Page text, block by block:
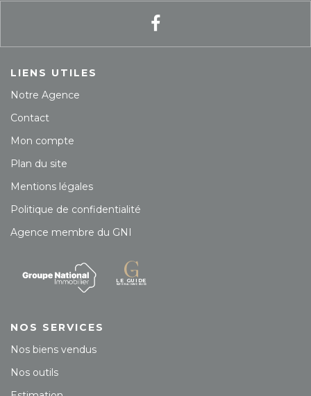
LIENS UTILES
Notre Agence
Contact
Mon compte
Plan du site
Mentions légales
Politique de confidentialité
Agence membre du GNI
NOS SERVICES
Nos biens vendus
Nos outils